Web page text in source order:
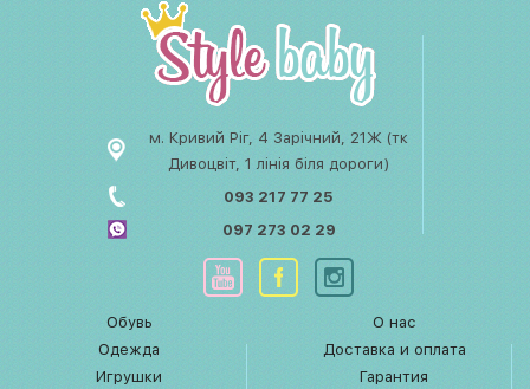
м. Кривий Ріг, 4 Зарічний, 21Ж (тк
Дивоцвіт, 1 лінія біля дороги)
093 217 77 25
097 273 02 29
Обувь
Одежда
Игрушки
О нас
Доставка и оплата
Гарантия